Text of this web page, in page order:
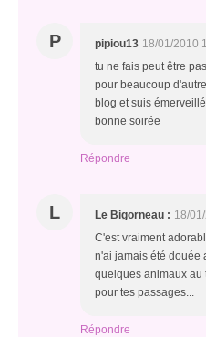
P pipiou13 18/01/2010
tu ne fais peut être
pour beaucoup
blog et suis
bonne soirée
Répondre
L Le Bigorneau : 18/
C'est vraiment
n'ai jamais été douée
quelques animaux au
pour tes passages...
Répondre